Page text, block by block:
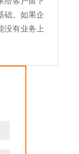
础。如果企
没有业务上